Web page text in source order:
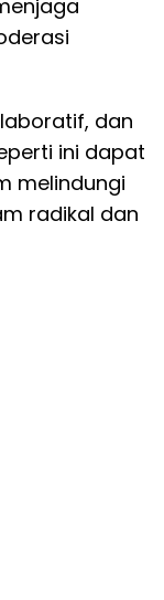
dan
ini dapat
melindungi
radikal dan